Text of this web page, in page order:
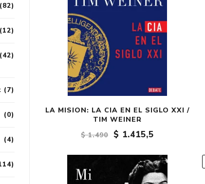
LA MISION: LA CIA EN EL SIGLO XXI /
TIM WEINER
$ 1.490
$ 1.415,5
(82)
(12)
(42)
(7)
(0)
(4)